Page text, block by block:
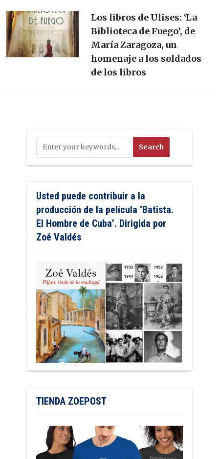
Los libros de Ulises: ‘La
Biblioteca de Fuego’, de
María Zaragoza, un
homenaje a los soldados
de los libros
Usted puede contribuir a la
producción de la película ‘Batista.
El Hombre de Cuba’. Dirigida por
Zoé Valdés
TIENDA ZOEPOST